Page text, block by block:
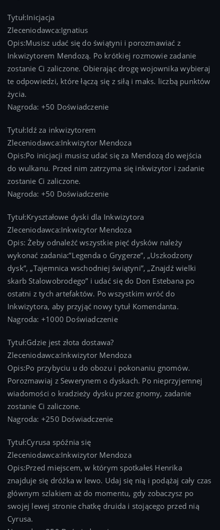
Tytuł:Inicjacja
Zleceniodawca:Ignatius
Opis:Musisz udać się do świątyni i porozmawiać z
Inkwizytorem Mendozą. Po krótkiej rozmowie zadanie
zostanie Ci zaliczone. Obierając drogę wojownika wybieraj
te odpowiedzi, które łączą się z siłą i maks. liczbą punktów
życia.
Nagroda: +50 Doświadczenie
Tytuł:Idź za inkwizytorem
Zleceniodawca:Inkwizytor Mendoza
Opis:Po inicjacji musisz udać się za Mendozą do wejścia
do wulkanu. Przed nim zatrzyma się inkwizytor i zadanie
zostanie Ci zaliczone.
Nagroda: +50 Doświadczenie
Tytuł:Kryształowe dyski dla Inkwizytora
Zleceniodawca:Inkwizytor Mendoza
Opis: Żeby odnaleźć wszystkie pięć dysków należy
wykonać zadania:”Legenda o Grygerze”, „Uszkodzony
dysk”, „Tajemnica wschodniej świątyni”, „Znajdź wielki
skarb Stalowobrodego” i udać się do Don Estebana po
ostatni z tych artefaktów. Po wszystkim wróć do
Inkwizytora, aby przyjąć nowy tytuł Komendanta.
Nagroda: +1000 Doświadczenie
Tytuł:Gdzie jest złota dostawa?
Zleceniodawca:Inkwizytor Mendoza
Opis:Po przybyciu u do obozu i pokonaniu gnomów.
Porozmawiaj z Sewerynem o dyskach. Po nieprzyjemnej
wiadomości o kradzieży dysku przez gnomy, zadanie
zostanie Ci zaliczone.
Nagroda: +250 Doświadczenie
Tytuł:Cyrusa spóźnia się
Zleceniodawca:Inkwizytor Mendoza
Opis:Przed miejscem, w którym spotkałeś Henrika
znajduje się dróżka w lewo. Udaj się nią i podążaj cały czas
głównym szlakiem aż do momentu, gdy zobaczysz po
swojej lewej stronie chatkę druida i stojącego przed nią
Cyrusa.